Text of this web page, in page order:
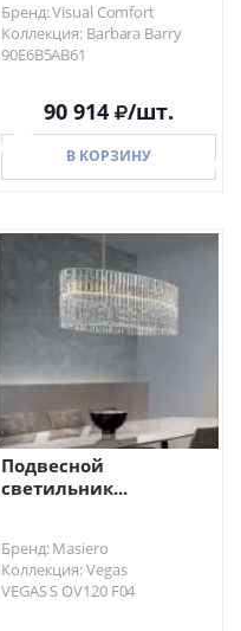
Бренд: Visual Comfort
Коллекция: Barbara Barry
90E6B5AB61
90 914 /шт.
В КОРЗИНУ
В КОРЗИНУ
Подвесной
светильник...
Бренд: Masiero
Коллекция: Vegas
VEGAS S OV120 F04